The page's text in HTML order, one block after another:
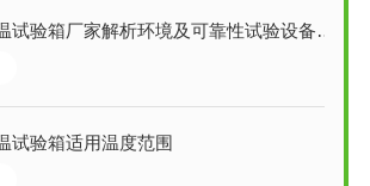
验箱厂家解析环境及可靠性试验设备选择原则
试验箱适用温度范围